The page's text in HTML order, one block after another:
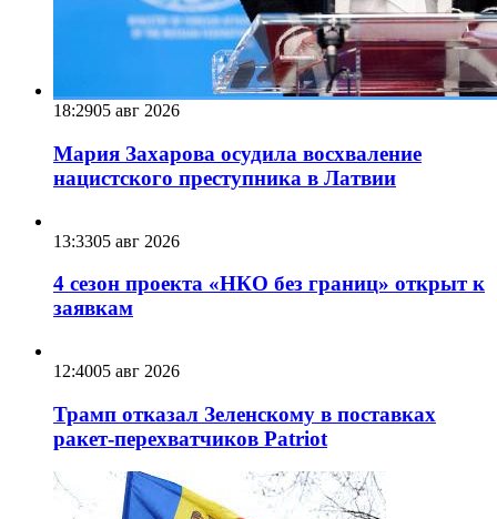
18:2905 авг 2026
Мария Захарова осудила восхваление
нацистского преступника в Латвии
13:3305 авг 2026
4 сезон проекта «НКО без границ» открыт к
заявкам
12:4005 авг 2026
Трамп отказал Зеленскому в поставках
ракет-перехватчиков Patriot